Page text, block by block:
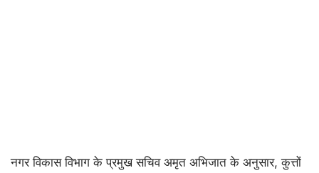
नगर विकास विभाग के प्रमुख सचिव अमृत अभिजात के अनुसार, कुत्तों